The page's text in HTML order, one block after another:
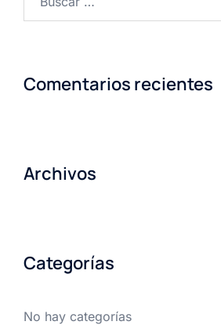
Comentarios recientes
Archivos
Categorías
No hay categorías